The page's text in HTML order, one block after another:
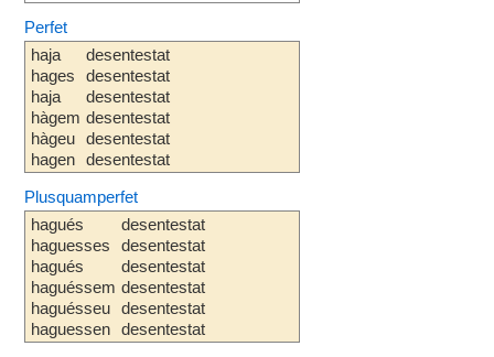
Perfet
haja
hages
haja
hàgem
hàgeu
hagen
desentestat
desentestat
desentestat
desentestat
desentestat
desentestat
Plusquamperfet
hagués
haguesses
hagués
haguéssem
haguésseu
haguessen
desentestat
desentestat
desentestat
desentestat
desentestat
desentestat